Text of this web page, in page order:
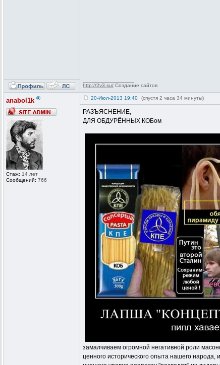
http://2v3.su/ Создание сайтов
anabol1k ®
Стаж: 14 лет
Сообщений: 766
20-Июл-2013 19:40 (спустя 2 часа 34 минуты)
РАЗЪЯСНЕНИЕ,
ДЛЯ ОБДУРЁННЫХ КОБом
замалчиваем огромной негативной роли
ценного исторического опыта нашего народа,